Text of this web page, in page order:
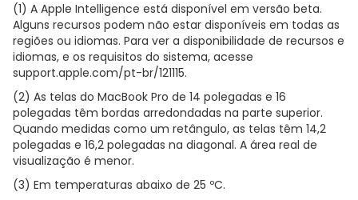
(1) A Apple Intelligence está disponível em versão beta.
Alguns recursos podem não estar disponíveis em todas as
regiões ou idiomas. Para ver a disponibilidade de recursos e
idiomas, e os requisitos do sistema, acesse
support.apple.com/pt-br/121115.
(2) As telas do MacBook Pro de 14 polegadas e 16
polegadas têm bordas arredondadas na parte superior.
Quando medidas como um retângulo, as telas têm 14,2
polegadas e 16,2 polegadas na diagonal. A área real de
visualização é menor.
(3) Em temperaturas abaixo de 25 ºC.